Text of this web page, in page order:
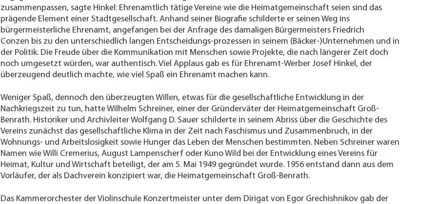
zusammenpassen, sagte Hinkel: Ehrenamtlich tätige Vereine wie die Heimatgemeinschaft seien sind das
prägende Element einer Stadtgesellschaft. Anhand seiner Biografie schilderte er seinen Weg ins
bürgermeisterliche Ehrenamt, angefangen bei der Anfrage des damaligen Bürgermeisters Friedrich
Conzen bis zu den unterschiedlich langen Entscheidungs-prozessen in seinem (Bäcker-)Unternehmen und in
der Politik. Die Freude über die Kommunikation mit Menschen sowie Projekte, die nach längerer Zeit doch
noch umgesetzt würden, war authentisch. Viel Applaus gab es für Ehrenamt-Werber Josef Hinkel, der
überzeugend deutlich machte, wie viel Spaß ein Ehrenamt machen kann.
Weniger Spaß, dennoch den überzeugten Willen, etwas für die gesellschaftliche Entwicklung in der
Nachkriegszeit zu tun, hatte Wilhelm Schreiner, einer der Gründerväter der Heimatgemeinschaft Groß-
Benrath. Historiker und Archivleiter Wolfgang D. Sauer schilderte in seinem Abriss über die Geschichte des
Vereins zunächst das gesellschaftliche Klima in der Zeit nach Faschismus und Zusammenbruch, in der
Wohnungs- und Arbeitslosigkeit sowie Hunger das Leben der Menschen bestimmten. Neben Schreiner waren
Namen wie Willi Cremerius, August Lampenscherf oder Kuno Wild bei der Entwicklung eines Vereins für
Heimat, Kultur und Wirtschaft beteiligt, der am 5. Mai 1949 gegründet wurde. 1956 entstand dann aus dem
Vorläufer, der als Dachverein konzipiert war, die Heimatgemeinschaft Groß-Benrath.
Das Kammerorchester der Violinschule Konzertmeister unter dem Dirigat von Egor Grechishnikov gab der